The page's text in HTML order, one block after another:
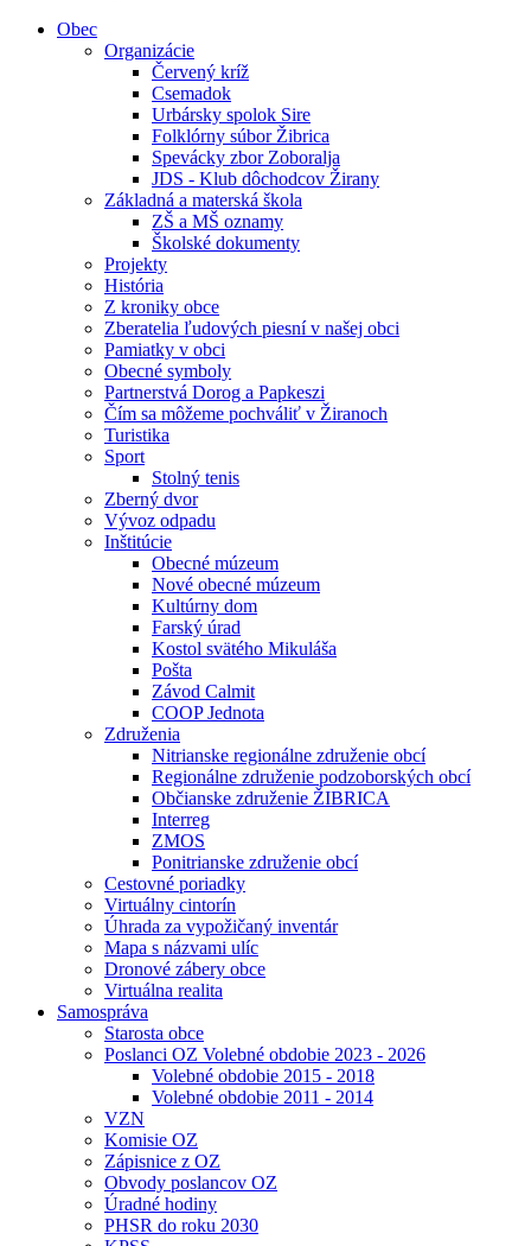
Obec
Organizácie
Červený kríž
Csemadok
Urbársky spolok Sire
Folklórny súbor Žibrica
Spevácky zbor Zoboralja
JDS - Klub dôchodcov Žirany
Základná a materská škola
ZŠ a MŠ oznamy
Školské dokumenty
Projekty
História
Z kroniky obce
Zberatelia ľudových piesní v našej obci
Pamiatky v obci
Obecné symboly
Partnerstvá Dorog a Papkeszi
Čím sa môžeme pochváliť v Žiranoch
Turistika
Sport
Stolný tenis
Zberný dvor
Vývoz odpadu
Inštitúcie
Obecné múzeum
Nové obecné múzeum
Kultúrny dom
Farský úrad
Kostol svätého Mikuláša
Pošta
Závod Calmit
COOP Jednota
Združenia
Nitrianske regionálne združenie obcí
Regionálne združenie podzoborských obcí
Občianske združenie ŽIBRICA
Interreg
ZMOS
Ponitrianske združenie obcí
Cestovné poriadky
Virtuálny cintorín
Úhrada za vypožičaný inventár
Mapa s názvami ulíc
Dronové zábery obce
Virtuálna realita
Samospráva
Starosta obce
Poslanci OZ Volebné obdobie 2023 - 2026
Volebné obdobie 2015 - 2018
Volebné obdobie 2011 - 2014
VZN
Komisie OZ
Zápisnice z OZ
Obvody poslancov OZ
Úradné hodiny
PHSR do roku 2030